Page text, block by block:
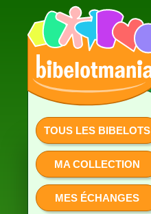
TOUS LES BIBELOTS
MA COLLECTION
MES ÉCHANGES